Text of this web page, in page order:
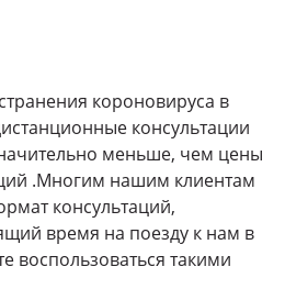
короновируса в
консультации
меньше, чем цены
.Многим нашим клиентам
консультаций,
время на поезду к нам в
воспользоваться такими